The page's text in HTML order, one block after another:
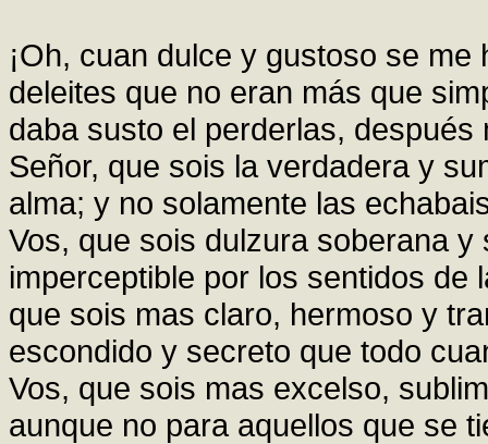
¡Oh, cuan dulce y gustoso se
deleites que no eran más que
daba susto el perderlas,
Señor, que sois la verdadera y
alma; y no solamente las
Vos, que sois dulzura soberana
imperceptible por los sentidos de
que sois mas claro, hermoso y
escondido y secreto que todo
Vos, que sois mas excelso,
aunque no para aquellos que se